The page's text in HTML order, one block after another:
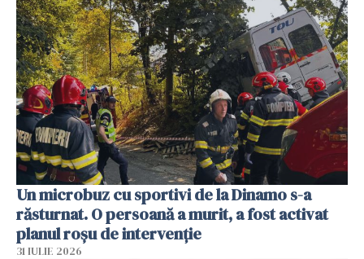
Un microbuz cu sportivi de la Dinamo s-a
răsturnat. O persoană a murit, a fost activat
planul roșu de intervenție
31 IULIE 2026